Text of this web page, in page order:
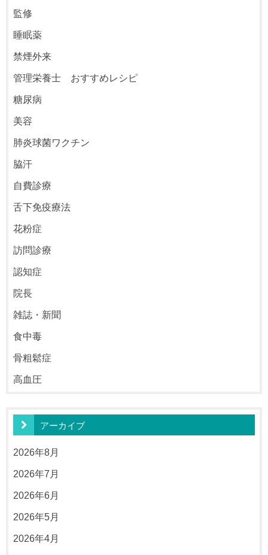
監修
睡眠薬
禁煙外来
管理栄養士 おすすめレシピ
糖尿病
美容
肺炎球菌ワクチン
脇汗
自費診療
舌下免疫療法
花粉症
訪問診療
認知症
院長
雑誌・新聞
食中毒
骨粗鬆症
高血圧
アーカイブ
2026年8月
2026年7月
2026年6月
2026年5月
2026年4月